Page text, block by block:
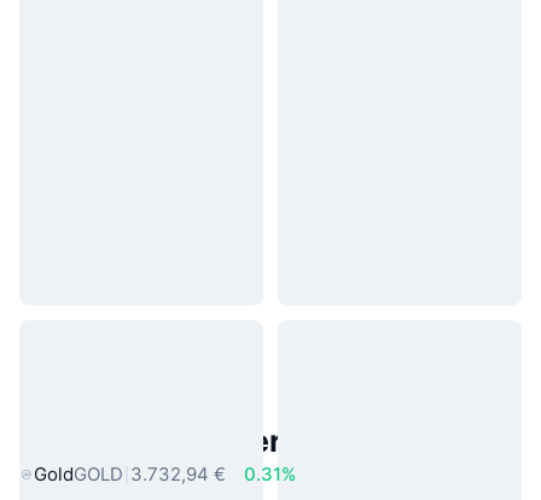
Beliebte reale Vermögenswerte
GoldGOLD 3.732,94 € 0.31%